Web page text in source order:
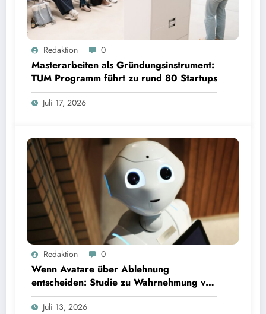
Masterarbeiten als Gründungsinstrument: TUM Programm führt zu rund 80 Startups | Bild:
TUM
Redaktion 0
Masterarbeiten als Gründungsinstrument:
TUM Programm führt zu rund 80 Startups
Juli 17, 2026
Wenn Avatare über Ablehnung entscheiden: Studie zu Wahrnehmung von Fairness bei KI-
InterviewsRedaktion 0
Wenn Avatare über Ablehnung
entscheiden: Studie zu Wahrnehmung von
Fairness bei KI-Interviews
Juli 13, 2026